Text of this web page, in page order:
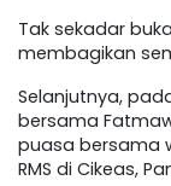
Tak sekadar
membagikan
Selanjutnya,
bersama
puasa bersama
RMS di Cikeas,